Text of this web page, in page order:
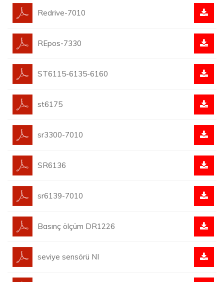
Redrive-7010
REpos-7330
ST6115-6135-6160
st6175
sr3300-7010
SR6136
sr6139-7010
Basınç ölçüm DR1226
seviye sensörü NI